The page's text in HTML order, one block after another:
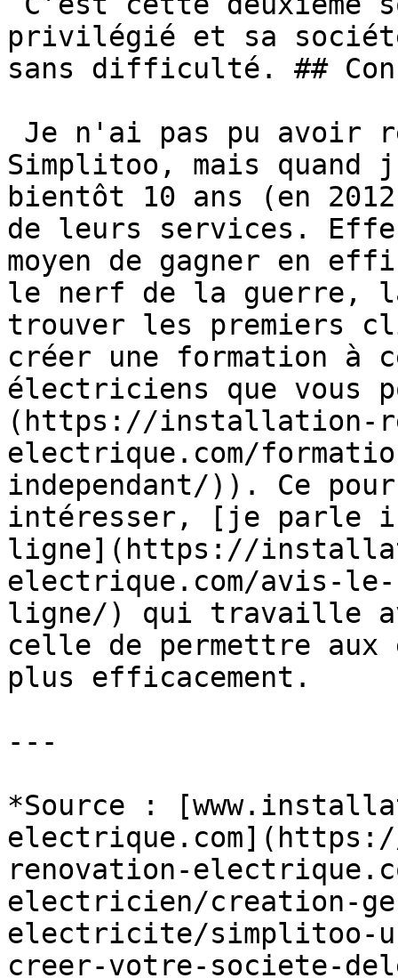
privilégié et sa
sans difficulté. ##
Simplitoo, mais
bientôt 10 ans (en
de leurs services.
moyen de gagner en
le nerf de la guerre,
trouver les
créer une formation
électriciens que vous
(https://installation-
electrique.com/
independant/)). Ce
intéresser, [je parle
ligne](https://
electrique.com/avis-le-
ligne/) qui travaille
celle de permettre
plus efficacement.
---
*Source :
renovation-
electricien/creation-
electricite/simplitoo-